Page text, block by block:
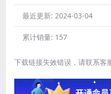
最近更新: 2024-03-04
累计销量: 157
下载链接失效错误，请联系客